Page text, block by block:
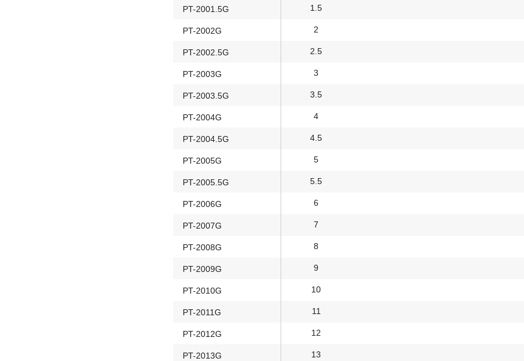
PT-2001.5G 1.5
PT-2002G 2
PT-2002.5G 2.5
PT-2003G 3
PT-2003.5G 3.5
PT-2004G 4
PT-2004.5G 4.5
PT-2005G 5
PT-2005.5G 5.5
PT-2006G 6
PT-2007G 7
PT-2008G 8
PT-2009G 9
PT-2010G 10
PT-2011G 11
PT-2012G 12
PT-2013G 13